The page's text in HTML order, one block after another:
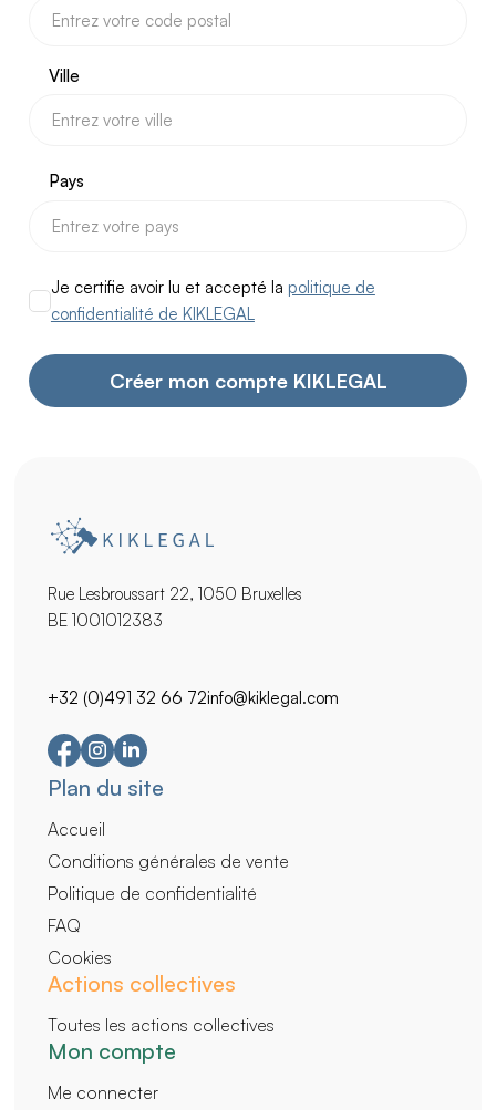
Ville
Pays
Je certifie avoir lu et accepté la politique de
confidentialité de KIKLEGAL
Rue Lesbroussart 22, 1050 Bruxelles
BE 1001012383
+32 (0)491 32 66 72info@kiklegal.com
Navigation
secondaire
Plan du site
Accueil
Conditions générales de vente
Politique de confidentialité
FAQ
Cookies
Actions collectives
Toutes les actions collectives
Mon compte
Me connecter